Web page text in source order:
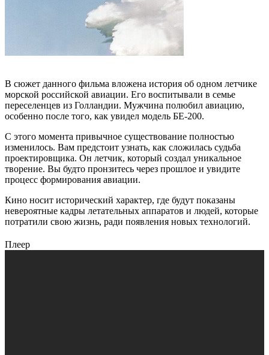
В сюжет данного фильма вложена история об одном летчике
морской российской авиации. Его воспитывали в семье
переселенцев из Голландии. Мужчина полюбил авиацию,
особенно после того, как увидел модель БЕ-200.
С этого момента привычное существование полностью
изменилось. Вам предстоит узнать, как сложилась судьба
проектировщика. Он летчик, который создал уникальное
творение. Вы будто пронзитесь через прошлое и увидите
процесс формирования авиации.
Кино носит исторический характер, где будут показаны
невероятные кадры летательных аппаратов и людей, которые
потратили свою жизнь, ради появления новых технологий.
Плеер